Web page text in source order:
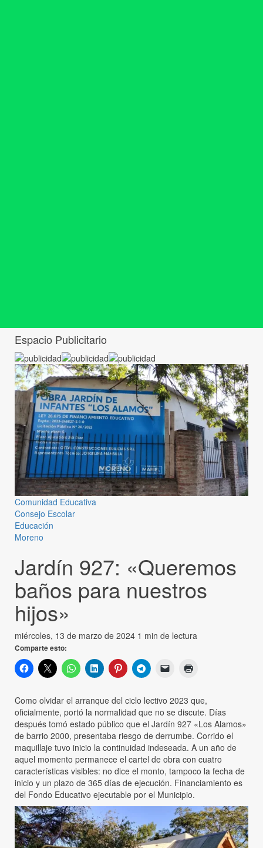
Espacio Publicitario
Comunidad Educativa
Consejo Escolar
Educación
Moreno
Jardín 927: «Queremos
baños para nuestros
hijos»
miércoles, 13 de marzo de 2024 1 min de lectura
Comparte esto:
Como olvidar el arranque del ciclo lectivo 2023 que,
oficialmente, portó la normalidad que no se discute. Días
después tomó estado público que el Jardín 927 «Los Alamos»
de barrio 2000, presentaba riesgo de derrumbe. Corrido el
maquillaje tuvo inicio la continuidad indeseada. A un año de
aquel momento permanece el cartel de obra con cuatro
características visibles: no dice el monto, tampoco la fecha de
inicio y un plazo de 365 días de ejecución. Financiamiento es
del Fondo Educativo ejecutable por el Municipio.